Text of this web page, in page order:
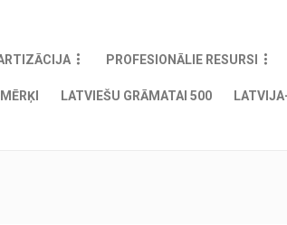
PROFESIONĀLIE RESURSI
LATVIEŠU GRĀMATAI 500